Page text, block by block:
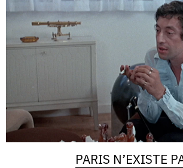
PARIS N’EXISTE